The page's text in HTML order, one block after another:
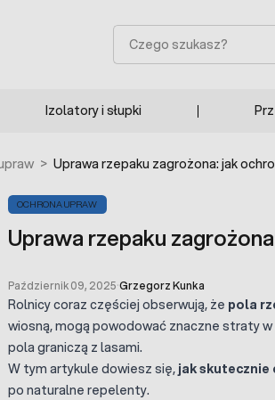
Szukaj
Izolatory i słupki
> Uprawa rzepaku zagrożona: jak
OCHRONA UPRAW
Uprawa rzepaku
Październik 09, 2025·Grzegorz Kunka
Rolnicy coraz częściej obserwują, że pola
wiosną, mogą powodować znaczne straty w
pola graniczą z lasami.
W tym artykule dowiesz się, jak skutecznie
po naturalne repelenty.